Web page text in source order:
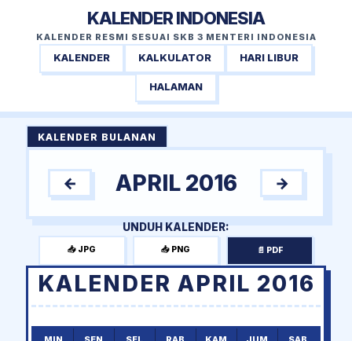
KALENDER INDONESIA
KALENDER RESMI SESUAI SKB 3 MENTERI INDONESIA
KALENDER KALKULATOR HARI LIBUR
HALAMAN
KALENDER BULANAN
← APRIL 2016 →
UNDUH KALENDER:
📥 JPG 📥 PNG 📄 PDF
KALENDER APRIL 2016